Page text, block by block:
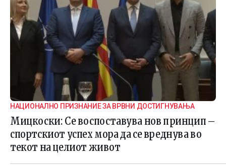
НАЦИОНАЛНО ПРИЗНАНИЕ ЗА ВРВНИ ДОСТИГНУВАЊА
Мицкоски: Се воспоставува нов принцип –
спортскиот успех мора да се вреднува во
текот на целиот живот